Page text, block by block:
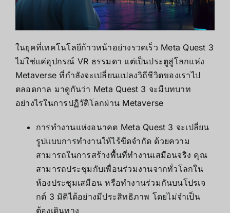
ในยุคที่เทคโนโลยีก้าวหน้าอย่างรวดเร็ว Meta Quest 3
ไม่ใช่แค่อุปกรณ์ VR ธรรมดา แต่เป็นประตูสู่โลกแห่ง
Metaverse ที่กำลังจะเปลี่ยนแปลงวิถีชีวิตของเราไป
ตลอดกาล มาดูกันว่า Meta Quest 3 จะมีบทบาท
อย่างไรในการปฏิวัติโลกผ่าน Metaverse
การทำงานแห่งอนาคต Meta Quest 3 จะเปลี่ยน
รูปแบบการทำงานให้ไร้ขีดจำกัด ด้วยความ
สามารถในการสร้างพื้นที่ทำงานเสมือนจริง คุณ
สามารถประชุมกับเพื่อนร่วมงานจากทั่วโลกใน
ห้องประชุมเสมือน หรือทำงานร่วมกันบนโปรเจ
กต์ 3 มิติได้อย่างมีประสิทธิภาพ โดยไม่จำเป็น
ต้องเดินทาง